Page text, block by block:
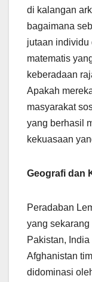
di kalangan
bagaimana
jutaan individu
matematis
keberadaan
Apakah
masyarakat
yang berhasil
kekuasaan
Geografi dan
Peradaban
yang
Pakistan,
Afghanistan
didominasi